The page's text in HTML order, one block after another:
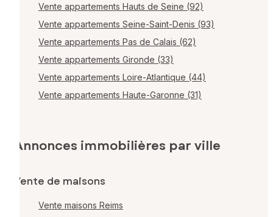
Vente appartements Hauts de Seine (92)
Vente appartements Seine-Saint-Denis (93)
Vente appartements Pas de Calais (62)
Vente appartements Gironde (33)
Vente appartements Loire-Atlantique (44)
Vente appartements Haute-Garonne (31)
Annonces immobilières par ville
Vente de maisons
Vente maisons Reims